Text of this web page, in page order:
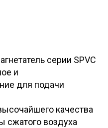
серии SPVC
и
для подачи
качества
сжатого воздуха